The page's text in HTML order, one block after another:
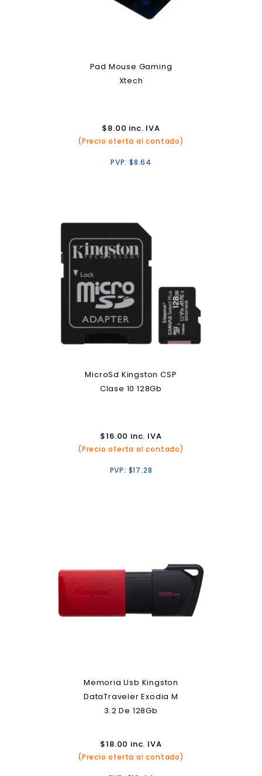
Pad Mouse Gaming
Xtech
$8.00 inc. IVA
(Precio oferta al contado)
PVP: $8.64
MicroSd Kingston CSP
Clase 10 128Gb
$16.00 inc. IVA
(Precio oferta al contado)
PVP: $17.28
Memoria Usb Kingston
DataTraveler Exodia M
3.2 De 128Gb
$18.00 inc. IVA
(Precio oferta al contado)